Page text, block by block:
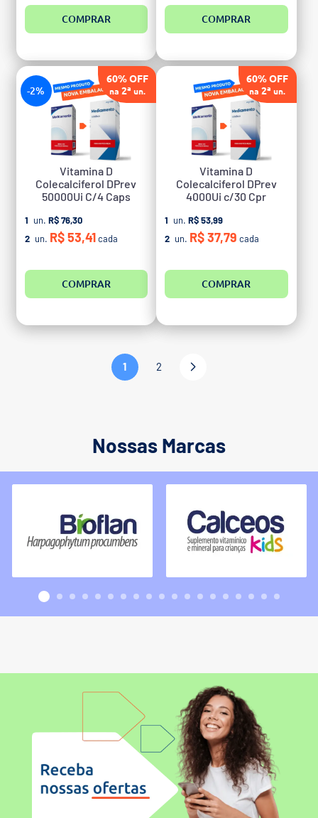
COMPRAR COMPRAR
60% OFF
na 2ª un.
-2%
Vitamina D
Colecalciferol DPrev
50000Ui C/4 Caps
1 un. R$ 76,30
2 un. R$ 53,41 cada
COMPRAR
60% OFF
na 2ª un.
Vitamina D
Colecalciferol DPrev
4000Ui c/30 Cpr
1 un. R$ 53,99
2 un. R$ 37,79 cada
COMPRAR
1 2
Nossas Marcas